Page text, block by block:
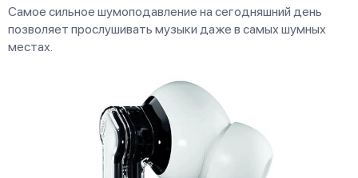
Самое сильное шумоподавление на сегодняшний день
позволяет прослушивать музыки даже в самых шумных
местах.